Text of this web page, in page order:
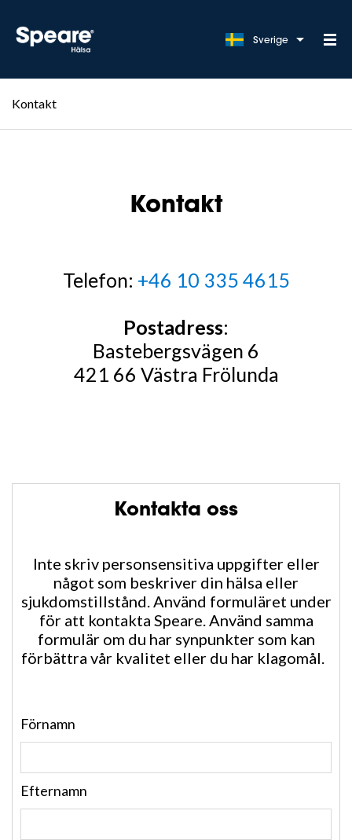
Sverige
Kontakt
Kontakt
Telefon: +46 10 335 4615
Postadress:
Bastebergsvägen 6
421 66 Västra Frölunda
Kontakta oss
Inte skriv personsensitiva uppgifter eller
något som beskriver din hälsa eller
sjukdomstillstånd. Använd formuläret under
för att kontakta Speare. Använd samma
formulär om du har synpunkter som kan
förbättra vår kvalitet eller du har klagomål.
Förnamn
Efternamn